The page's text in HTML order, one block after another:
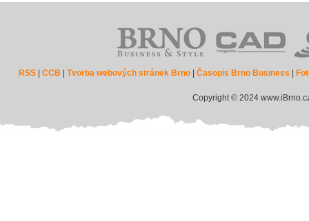
RSS |CCB |Tvorba webových stránek Brno |Časopis Brno Business
Copyright © 2024